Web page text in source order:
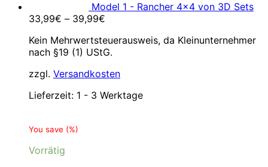
Model 1 - Rancher 4x4 von 3D Sets
33,99€ – 39,99€
Kein Mehrwertsteuerausweis, da Kleinunternehmer
nach §19 (1) UStG.
zzgl. Versandkosten
Lieferzeit: 1 - 3 Werktage
You save (%)
Vorrätig